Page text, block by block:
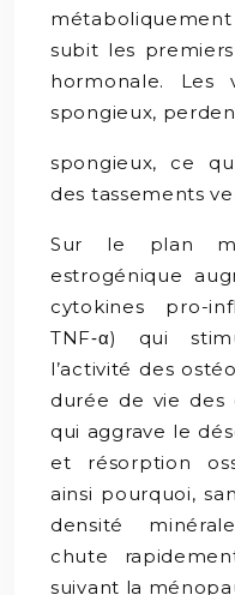
subit les
hormonale. Les
spongieux,
spongieux, ce
des tassements
Sur le plan
estrogénique
cytokines pro-
TNF‑α) qui
l’activité des
durée de vie des
qui aggrave le
et résorption
ainsi pourquoi,
densité
chute
suivant la